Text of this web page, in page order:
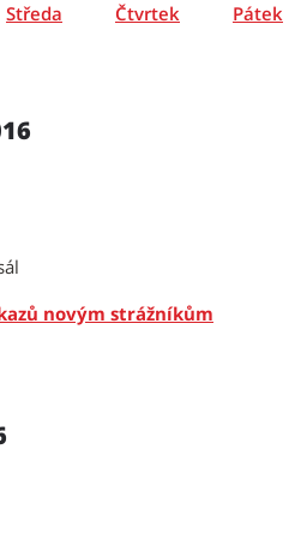
Středa Čtvrtek Pátek
novým strážníkům